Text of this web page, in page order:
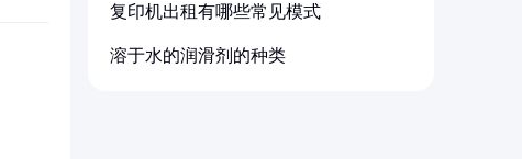
复印机出租有哪些常见模式
溶于水的润滑剂的种类